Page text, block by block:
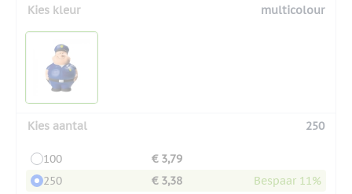
Kies kleur multicolour
Kies aantal 250
100
€ 3,79
250
€ 3,38
Bespaar 11%